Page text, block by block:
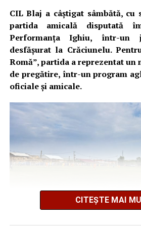
CIL Blaj a câștigat sâmbătă, cu
partida amicală disputată
Performanța Ighiu, într-un
desfășurat la Crăciunelu.
Romă”, partida a reprezentat un
de pregătire, într-un program
oficiale și amicale.
CITEȘTE MAI